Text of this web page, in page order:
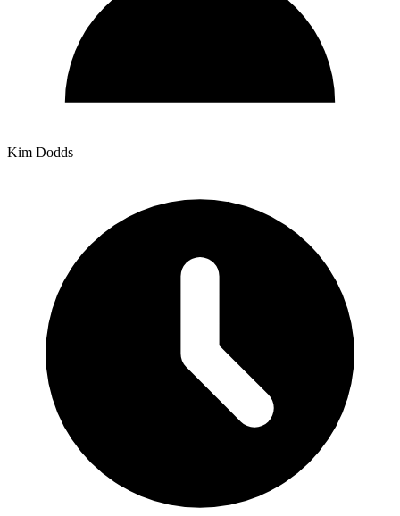
Kim Dodds